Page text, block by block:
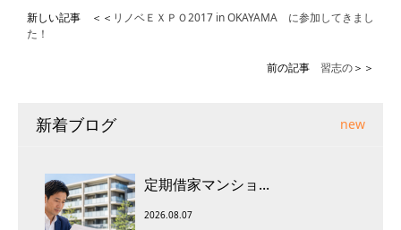
新しい記事 ＜＜ リノベＥＸＰＯ2017 in OKAYAMA に参加してきまし
た！
前の記事 習志の＞＞
新着ブログ new
定期借家マンショ...
2026.08.07